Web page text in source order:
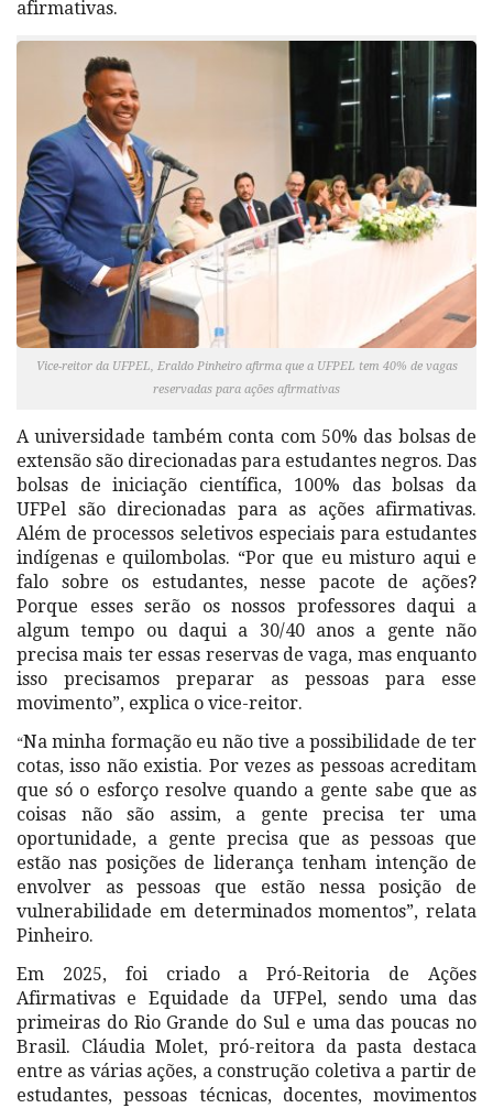
afirmativas.
Vice-reitor da UFPEL, Eraldo Pinheiro afirma que a UFPEL tem 40% de vagas
reservadas para ações afirmativas
A universidade também conta com 50% das bolsas de
extensão são direcionadas para estudantes negros. Das
bolsas de iniciação científica, 100% das bolsas da
UFPel são direcionadas para as ações afirmativas.
Além de processos seletivos especiais para estudantes
indígenas e quilombolas. “Por que eu misturo aqui e
falo sobre os estudantes, nesse pacote de ações?
Porque esses serão os nossos professores daqui a
algum tempo ou daqui a 30/40 anos a gente não
precisa mais ter essas reservas de vaga, mas enquanto
isso precisamos preparar as pessoas para esse
movimento”, explica o vice-reitor.
“Na minha formação eu não tive a possibilidade de ter
cotas, isso não existia. Por vezes as pessoas acreditam
que só o esforço resolve quando a gente sabe que as
coisas não são assim, a gente precisa ter uma
oportunidade, a gente precisa que as pessoas que
estão nas posições de liderança tenham intenção de
envolver as pessoas que estão nessa posição de
vulnerabilidade em determinados momentos”, relata
Pinheiro.
Em 2025, foi criado a Pró-Reitoria de Ações
Afirmativas e Equidade da UFPel, sendo uma das
primeiras do Rio Grande do Sul e uma das poucas no
Brasil. Cláudia Molet, pró-reitora da pasta destaca
entre as várias ações, a construção coletiva a partir de
estudantes, pessoas técnicas, docentes, movimentos